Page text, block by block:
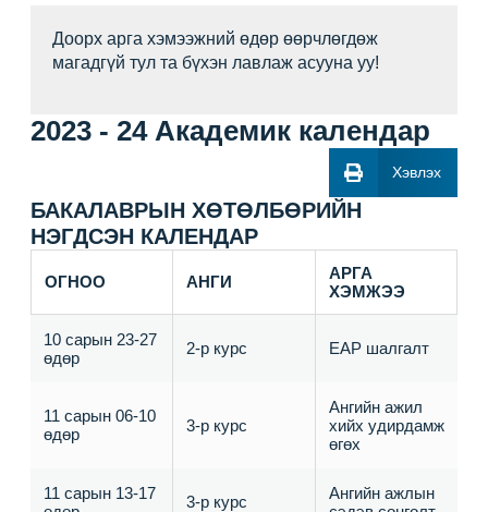
Доорх арга хэмээжний өдөр өөрчлөгдөж
магадгүй тул та бүхэн лавлаж асууна уу!
2023 - 24 Академик календар
Хэвлэх
БАКАЛАВРЫН ХӨТӨЛБӨРИЙН
НЭГДСЭН КАЛЕНДАР
ОГНОО АНГИ
АРГА
ХЭМЖЭЭ
10 сарын 23-27
өдөр
2-р курс ЕАР шалгалт
11 сарын 06-10
өдөр
3-р курс
Ангийн ажил
хийх удирдамж
өгөх
11 сарын 13-17
3-р курс
Ангийн ажлын